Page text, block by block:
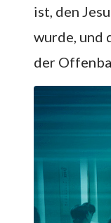
ist, den
wurde, und
der